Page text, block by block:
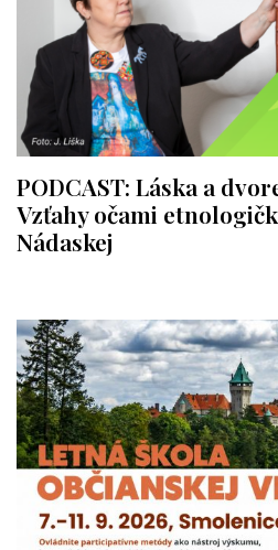
PODCAST: Láska a
Vzťahy očami
Nádaskej